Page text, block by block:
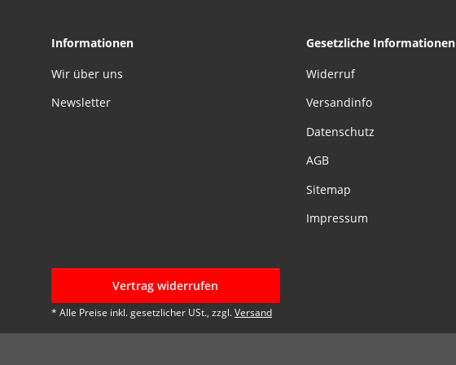
Informationen
Wir über uns
Newsletter
Gesetzliche Informationen
Widerruf
Versandinfo
Datenschutz
AGB
Sitemap
Impressum
Vertrag widerrufen
* Alle Preise inkl. gesetzlicher USt., zzgl.Versand